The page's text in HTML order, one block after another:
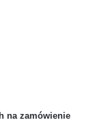
na zamówienie